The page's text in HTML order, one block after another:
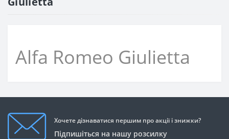
Alfa Romeo Giulietta
Хочете дізнаватися першим про акції і знижки?
Підпишіться на нашу розсилку